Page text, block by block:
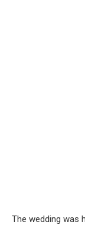
The wedding was